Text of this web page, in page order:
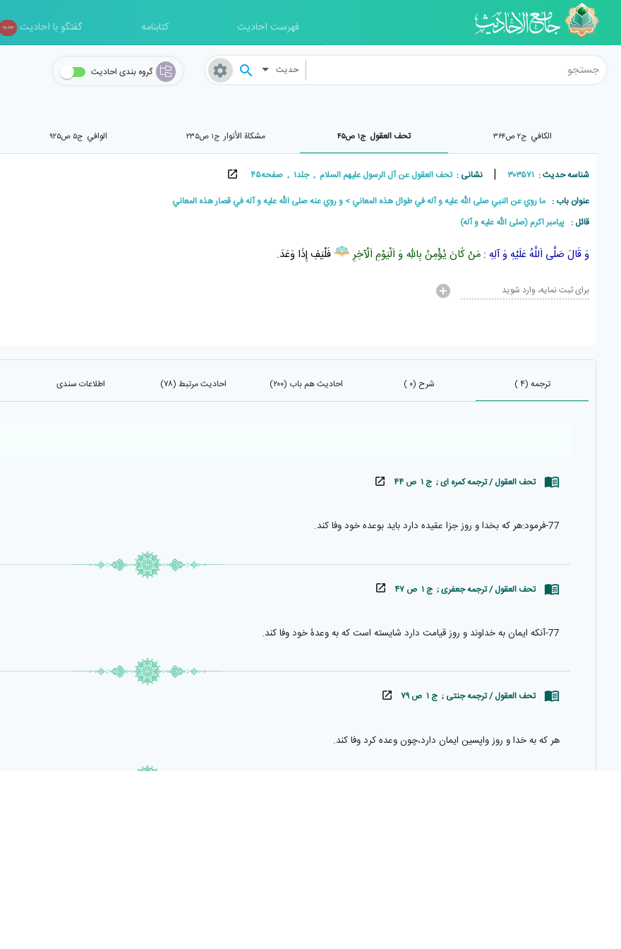
فهرست احادیث کتابنامه گفتگو با احادیث جدید
حدیث گروه بندی احادیث
الکافي ج۲ ص۳۶۴ تحف العقول ج۱ ص۴۵ مشکاة الأنوار ج۱ ص۲۳۵ الوافي ج۵ ص۹۲۵
شناسه حدیث : ۳۰۳۵۷۱ | نشانی :تحف العقول عن آل الرسول علیهم السلام , جلد۱ , صفحه۴۵
عنوان باب : ما روي عن النبي صلى اللّه عليه و آله في طوال هذه المعاني
و روي عنه صلى اللّه عليه و آله في قصار هذه المعاني
قائل : پيامبر اکرم (صلی الله علیه و آله)
وَ قَالَ صَلَّى اَللَّهُ عَلَيْهِ وَ آلِهِ : مَنْ كٰانَ يُؤْمِنُ بِاللّٰهِ وَ اَلْيَوْمِ اَلْآخِرِ فَلْيَفِ إِذَا وَعَدَ.
برای ثبت نمایه، وارد شوید
ترجمه (۴ ) شرح (۰ ) احادیث هم باب (۲۰۰) احادیث مرتبط (۷۸) اطلاعات سندی
تحف العقول / ترجمه کمره ای ; ج ۱ ص ۴۴
77-فرمود:هر كه بخدا و روز جزا عقيده دارد بايد بوعده خود وفا كند.
تحف العقول / ترجمه جعفری ; ج ۱ ص ۴۷
77-آنكه ايمان به خداوند و روز قيامت دارد شايسته است كه به وعدۀ خود وفا كند.
تحف العقول / ترجمه جنتی ; ج ۱ ص ۷۹
هر كه به خدا و روز واپسين ايمان دارد،چون وعده كرد وفا كند.